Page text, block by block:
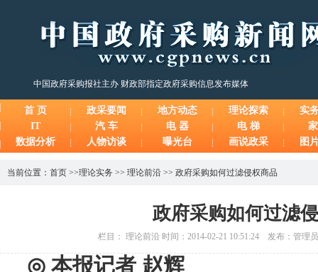
中国政府采购报社主办 财政部指定政府采购信息发布媒体
首 页 政采要闻 地方动态 理论探索
实
IT
汽 车 电 器 电 梯
数据分析
人物访谈 曝光台 画说政采 图
当前位置： 首页 >>理论实务 >> 理论前沿 >> 政府采购如何过滤侵权商品
政府采购如何过滤
栏目： 理论前沿 时间：2014-02-21 10:51:24 发布：管理
◎ 本报记者 赵辉